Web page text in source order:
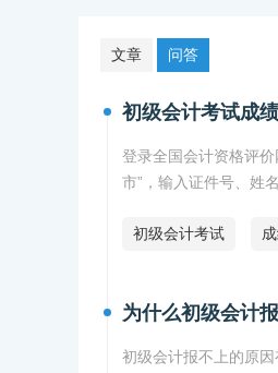
文章 问答
初级会计考试成
登录全国会计资格评
市”，输入证件号、姓
初级会计考试
为什么初级会计
初级会计报不上的原